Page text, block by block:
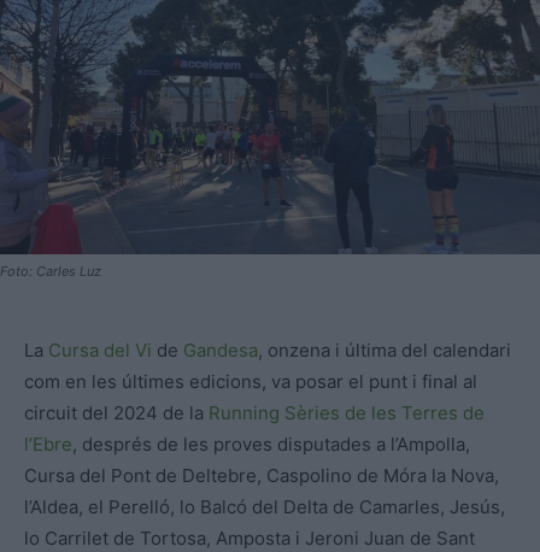
Foto: Carles Luz
La Cursa del Vi de Gandesa, onzena i última del calendari
com en les últimes edicions, va posar el punt i final al
circuit del 2024 de la Running Sèries de les Terres de
l’Ebre, després de les proves disputades a l’Ampolla,
Cursa del Pont de Deltebre, Caspolino de Móra la Nova,
l’Aldea, el Perelló, lo Balcó del Delta de Camarles, Jesús,
lo Carrilet de Tortosa, Amposta i Jeroni Juan de Sant